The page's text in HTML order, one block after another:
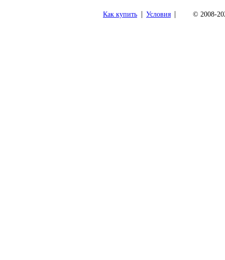
Как купить | Условия | © 2008-